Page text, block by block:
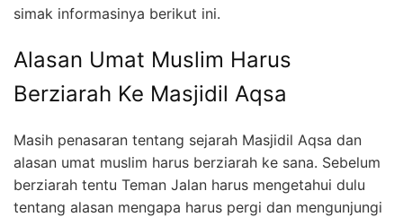
simak informasinya berikut ini.
Alasan Umat Muslim Harus
Berziarah Ke Masjidil Aqsa
Masih penasaran tentang sejarah Masjidil Aqsa dan
alasan umat muslim harus berziarah ke sana. Sebelum
berziarah tentu Teman Jalan harus mengetahui dulu
tentang alasan mengapa harus pergi dan mengunjungi